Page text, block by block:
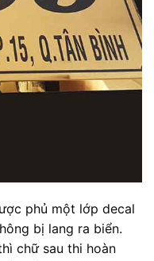
phủ một lớp decal
bị lang ra biển.
chữ sau thi hoàn